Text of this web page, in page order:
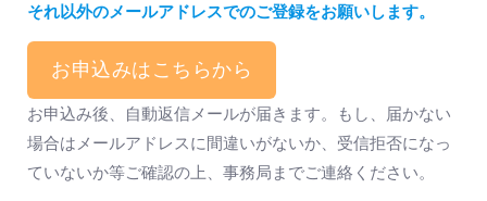
それ以外のメールアドレスでのご登録をお願いします。
お申込みはこちらから
お申込み後、自動返信メールが届きます。もし、届かない
場合はメールアドレスに間違いがないか、受信拒否になっ
ていないか等ご確認の上、事務局までご連絡ください。